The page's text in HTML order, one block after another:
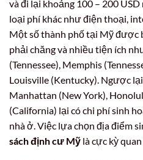
và đi lại khoảng 100 – 200 USD
loại phí khác như điện thoại,
Một số thành phố tại Mỹ được
phải chăng và nhiều tiện ích
(Tennessee), Memphis
Louisville (Kentucky). Ngược
Manhattan (New York),
(California) lại có chi phí sinh
nhà ở. Việc lựa chọn địa điểm
sách định cư Mỹ là cực kỳ